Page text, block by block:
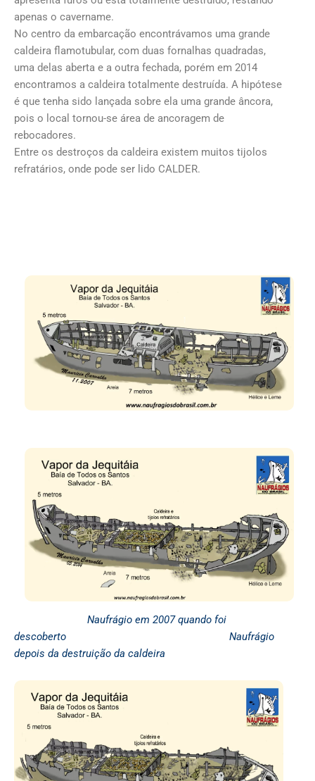
apenas o cavername.
No centro da embarcação encontrávamos uma grande
caldeira flamotubular, com duas fornalhas quadradas,
uma delas aberta e a outra fechada, porém em 2014
encontramos a caldeira totalmente destruída. A hipótese
é que tenha sido lançada sobre ela uma grande âncora,
pois o local tornou-se área de ancoragem de
rebocadores.
Entre os destroços da caldeira existem muitos tijolos
refratários, onde pode ser lido CALDER.
Naufrágio em 2007 quando foi
descoberto Naufrágio
depois da destruição da caldeira